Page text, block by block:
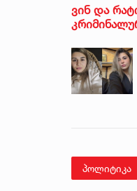
ვინ და
პოლიტიკა